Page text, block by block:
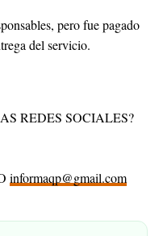
pero fue pagado
del servicio.
REDES SOCIALES?
informaqp@gmail.com